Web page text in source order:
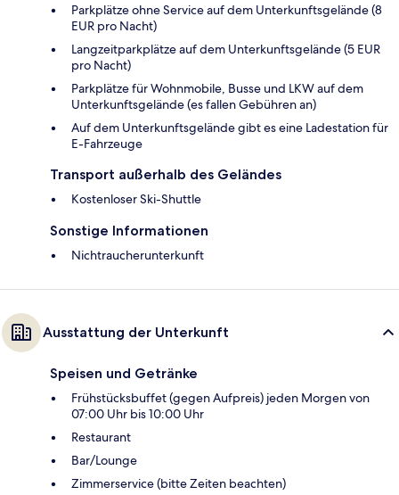
Parkplätze ohne Service auf dem Unterkunftsgelände (8
EUR pro Nacht)
Langzeitparkplätze auf dem Unterkunftsgelände (5 EUR
pro Nacht)
Parkplätze für Wohnmobile, Busse und LKW auf dem
Unterkunftsgelände (es fallen Gebühren an)
Auf dem Unterkunftsgelände gibt es eine Ladestation für
E-Fahrzeuge
Transport außerhalb des Geländes
Kostenloser Ski-Shuttle
Sonstige Informationen
Nichtraucherunterkunft
Ausstattung der Unterkunft
Speisen und Getränke
Frühstücksbuffet (gegen Aufpreis) jeden Morgen von
07:00 Uhr bis 10:00 Uhr
Restaurant
Bar/Lounge
Zimmerservice (bitte Zeiten beachten)